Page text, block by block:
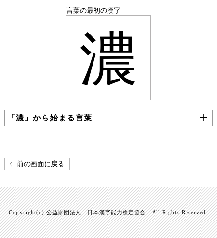
言葉の最初の漢字
濃
「濃」から始まる言葉
前の画面に戻る
Copyright(c) 公益財団法人 日本漢字能力検定協会 All Rights Reserved.